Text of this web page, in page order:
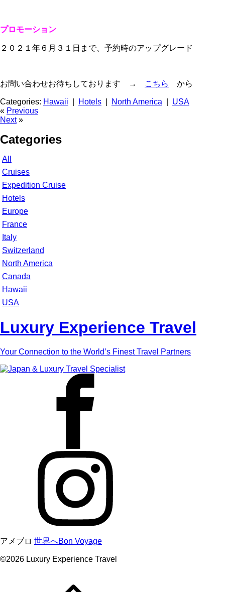
プロモーション
２０２１年６月３１日まで、予約時のアップグレード
お問い合わせお待ちしております → こちら から
Categories: Hawaii Hotels North America
USA
« Previous
Next»
Categories
All
Cruises
Expedition Cruise
Hotels
Europe
France
Italy
Switzerland
North America
Canada
Hawaii
USA
Luxury Experience Travel
Your Connection to the World’s Finest Travel Partners
アメブロ 世界へBon Voyage
©2026 Luxury Experience Travel